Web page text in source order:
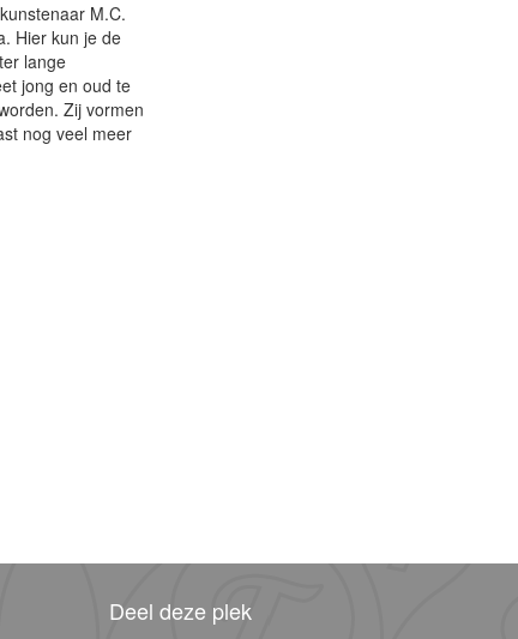
M.C.
Hier kun je de
lange
jong en oud te
Zij vormen
nog veel meer
Deel deze plek